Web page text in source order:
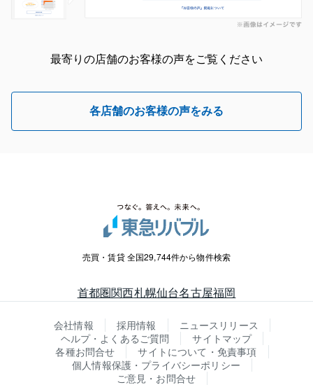
最寄りの店舗のお客様の声をご覧ください
各店舗のお客様の声をみる
売買・賃貸 全国29,744件から物件検索
首都圏関西札幌仙台名古屋福岡
会社情報 採用情報
ニュースリリース
ヘルプ・よくあるご質問
サイトマップ
各種お問合せ
サイトについて・免責事項
個人情報保護・プライバシーポリシー
ご意見・お問合せ